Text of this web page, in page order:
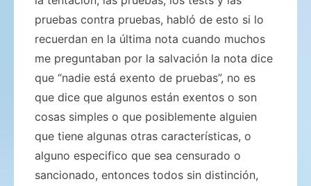
pruebas contra pruebas, habló de esto si lo
recuerdan en la última nota cuando muchos
me preguntaban por la salvación la nota dice
que “nadie está exento de pruebas”, no es
que dice que algunos están exentos o son
cosas simples o que posiblemente alguien
que tiene algunas otras características, o
alguno especifico que sea censurado o
sancionado, entonces todos sin distinción,